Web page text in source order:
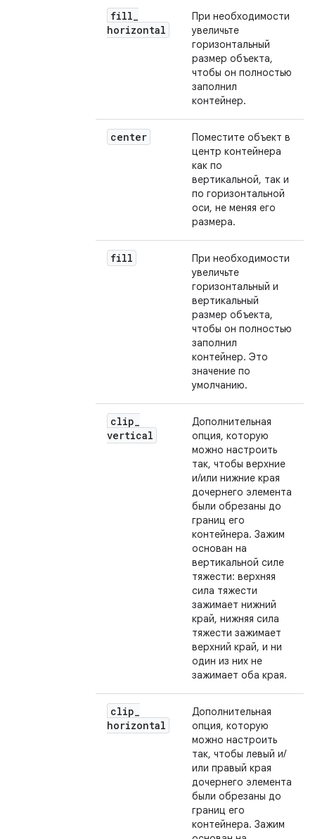
fill_
horizontal
При необходимости
увеличьте
горизонтальный
размер объекта,
чтобы он полностью
заполнил
контейнер.
center
Поместите объект в
центр контейнера
как по
вертикальной, так и
по горизонтальной
оси, не меняя его
размера.
fill
При необходимости
увеличьте
горизонтальный и
вертикальный
размер объекта,
чтобы он полностью
заполнил
контейнер. Это
значение по
умолчанию.
clip_
vertical
Дополнительная
опция, которую
можно настроить
так, чтобы верхние
и/или нижние края
дочернего элемента
были обрезаны до
границ его
контейнера. Зажим
основан на
вертикальной силе
тяжести: верхняя
сила тяжести
зажимает нижний
край, нижняя сила
тяжести зажимает
верхний край, и ни
один из них не
зажимает оба края.
clip_
horizontal
Дополнительная
опция, которую
можно настроить
так, чтобы левый и/
или правый края
дочернего элемента
были обрезаны до
границ его
контейнера. Зажим